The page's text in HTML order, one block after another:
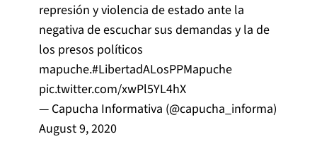
represión y violencia de estado ante la
negativa de escuchar sus demandas y la de
los presos políticos
mapuche.#LibertadALosPPMapuche
pic.twitter.com/xwPl5YL4hX
— Capucha Informativa (@capucha_informa)
August 9, 2020